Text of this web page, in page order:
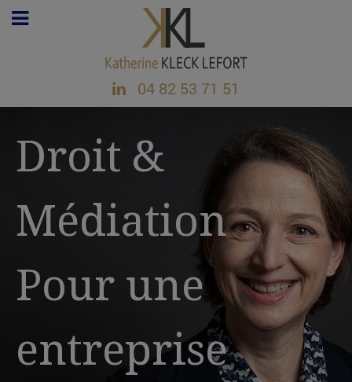
04 82 53 71 51
Droit &
Médiation
Pour une
entreprise